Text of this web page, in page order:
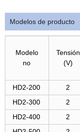
Modelos de producto
Modelo
no
Tensión
(V)
HD2-200
2
HD2-300
2
HD2-400
2